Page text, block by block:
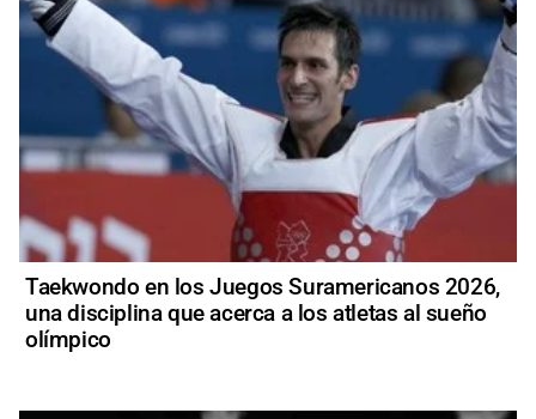
Taekwondo en los Juegos Suramericanos 2026,
una disciplina que acerca a los atletas al sueño
olímpico